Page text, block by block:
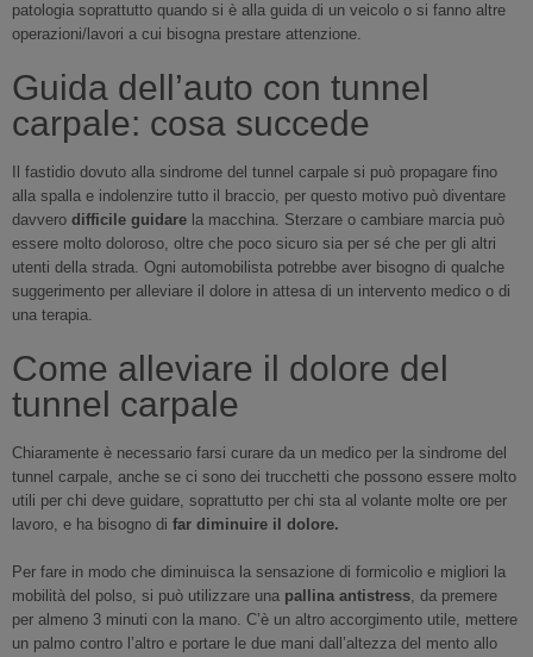
patologia soprattutto quando si è alla guida di un veicolo o si fanno altre
operazioni/lavori a cui bisogna prestare attenzione.
Guida dell’auto con tunnel
carpale: cosa succede
Il fastidio dovuto alla sindrome del tunnel carpale si può propagare fino
alla spalla e indolenzire tutto il braccio, per questo motivo può diventare
davvero difficile guidare la macchina. Sterzare o cambiare marcia può
essere molto doloroso, oltre che poco sicuro sia per sé che per gli altri
utenti della strada. Ogni automobilista potrebbe aver bisogno di qualche
suggerimento per alleviare il dolore in attesa di un intervento medico o di
una terapia.
Come alleviare il dolore del
tunnel carpale
Chiaramente è necessario farsi curare da un medico per la sindrome del
tunnel carpale, anche se ci sono dei trucchetti che possono essere molto
utili per chi deve guidare, soprattutto per chi sta al volante molte ore per
lavoro, e ha bisogno di far diminuire il dolore.
Per fare in modo che diminuisca la sensazione di formicolio e migliori la
mobilità del polso, si può utilizzare una pallina antistress, da premere
per almeno 3 minuti con la mano. C’è un altro accorgimento utile, mettere
un palmo contro l’altro e portare le due mani dall’altezza del mento allo